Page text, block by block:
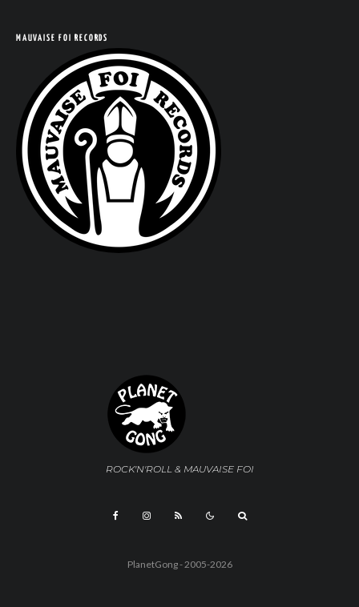
MAUVAISE FOI RECORDS
ROCK'N'ROLL & MAUVAISE FOI
PlanetGong - 2005-2026